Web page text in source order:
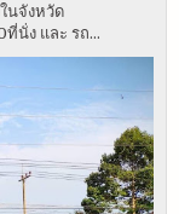
นจังหวัด
นั่ง และ รถ...